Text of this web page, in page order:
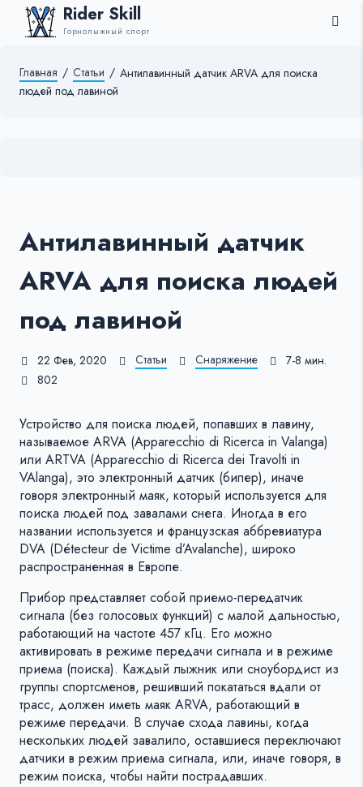
Rider Skill
Горнолыжный спорт
Главная / Статьи / Антилавинный датчик ARVA для поиска
людей под лавиной
Антилавинный датчик
ARVA для поиска людей
под лавиной
22 Фев, 2020 Статьи Снаряжение
7-8 мин.
802
Устройство для поиска людей, попавших в лавину,
называемое ARVA (Apparecchio di Ricerca in Valanga)
или ARTVA (Apparecchio di Ricerca dei Travolti in
VAlanga), это электронный датчик (бипер), иначе
говоря электронный маяк, который используется для
поиска людей под завалами снега. Иногда в его
названии используется и французская аббревиатура
DVA (Détecteur de Victime d’Avalanche), широко
распространенная в Европе.
Прибор представляет собой приемо-передатчик
сигнала (без голосовых функций) с малой дальностью,
работающий на частоте 457 кГц. Его можно
активировать в режиме передачи сигнала и в режиме
приема (поиска). Каждый лыжник или сноубордист из
группы спортсменов, решивший покататься вдали от
трасс, должен иметь маяк ARVA, работающий в
режиме передачи. В случае схода лавины, когда
нескольких людей завалило, оставшиеся переключают
датчики в режим приема сигнала, или, иначе говоря, в
режим поиска, чтобы найти пострадавших.